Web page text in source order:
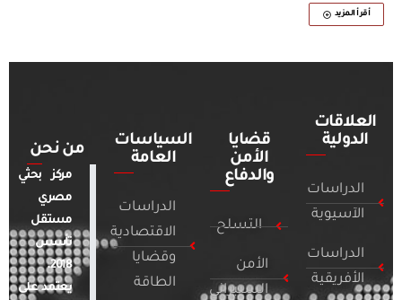
أقرأ المزيد
العلاقات
الدولية
الدراسات
الآسيوية
الدراسات
الأفريقية
قضايا
الأمن
والدفاع
التسلح
الأمن
السيبراني
السياسات
العامة
الدراسات
الاقتصادية
وقضايا
الطاقة
من نحن
مركز بحثي
مصري
مستقل
تأسس
2018.
يعتمد على